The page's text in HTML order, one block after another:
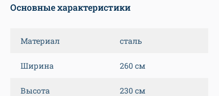
Основные характеристики
Материал сталь
Ширина 260 см
Высота 230 см